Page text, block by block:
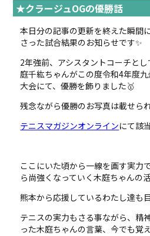
★クラージュOGの優勝話
本日分の記事の更新を終えた瞬間
さった試合結果のお知らせです✨
2年強前、アシスタントコーチと
庭千紘ちゃんがこの度令和4年度
大会にて、優勝を飾りました🥇
残念ながら優勝のお写真は載せら
テニスマガジンオンラインにて該
ここにいた頃から一線を画す実力
ら尚強くなっていく木庭ちゃんの活
熊本から応援しているわたし達も
テニスの実力もさる事ながら、精
った木庭ちゃんの言葉、今でも覚